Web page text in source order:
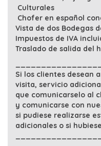
Culturales
Chofer en español
Vista de dos Bodegas
Impuestos de IVA
Traslado de salida del
Si los clientes desean
visita, servicio
que comunicarselo al
y comunicarse con
si pudiese realizarse
adicionales o si